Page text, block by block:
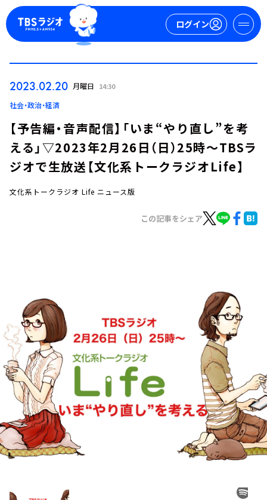
ログイン
YouTube
会社情報
2023.02.20 月曜日 14:30
社会・政治・経済
【予告編・音声配信】「いま“やり直し”を考
える」▽2023年2月26日（日）25時～TBSラ
ジオで生放送【文化系トークラジオLife】
文化系トークラジオ Life ニュース版
この記事をシェア